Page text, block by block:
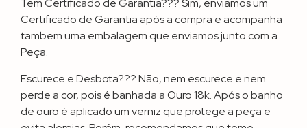
Tem Certificado de Garantia??? Sim, enviamos um
Certificado de Garantia após a compra e acompanha
tambem uma embalagem que enviamos junto com a
Peça.
Escurece e Desbota??? Não, nem escurece e nem
perde a cor, pois é banhada a Ouro 18k. Após o banho
de ouro é aplicado um verniz que protege a peça e